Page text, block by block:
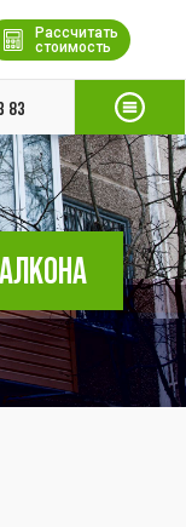
Рассчитать
стоимость
83